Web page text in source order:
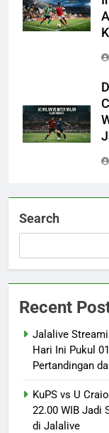
Search
Recent
Jalalive
Hari Ini Pukul
Pertandingan
KuPS vs U
22.00 WIB Jadi
di Jalalive